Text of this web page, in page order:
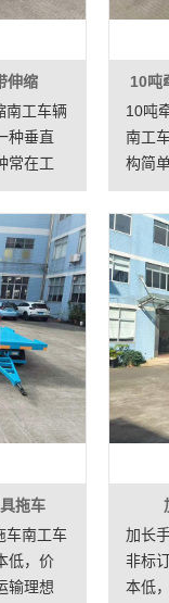
伸缩
南工车辆
种垂直
常在工
垂直输
式和移
以更好
10吨
10吨
南工
构简
用于
拖车
车南工车
低，价
输理想
加长
非标
本低